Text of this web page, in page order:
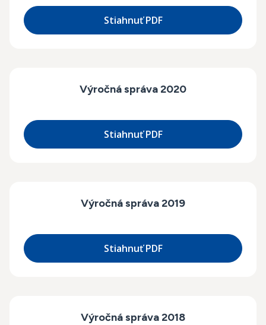
Stiahnuť PDF
Výročná správa 2020
Stiahnuť PDF
Výročná správa 2019
Stiahnuť PDF
Výročná správa 2018